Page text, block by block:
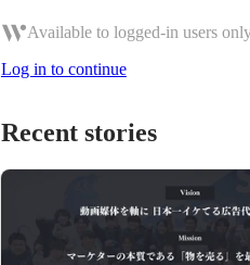
Available to logged-in users
Log in to continue
Recent stories